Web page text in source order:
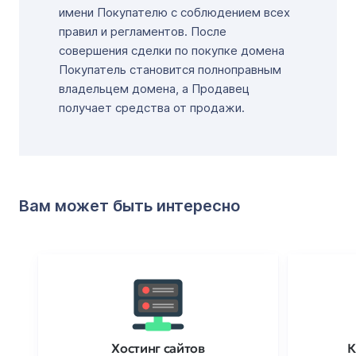
имени Покупателю с соблюдением всех
правил и регламентов. После
совершения сделки по покупке домена
Покупатель становится полноправным
владельцем домена, а Продавец
получает средства от продажи.
Вам может быть интересно
Хостинг сайтов